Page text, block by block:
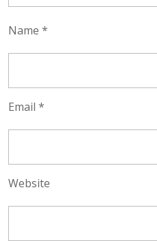
Name *
Email *
Website